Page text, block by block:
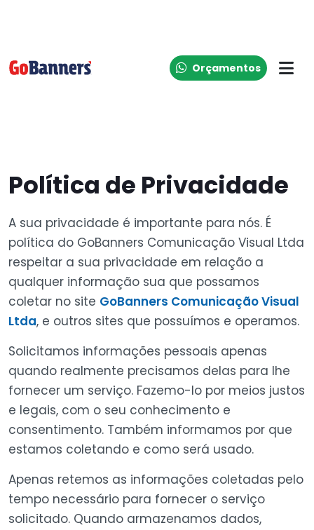
Orçamentos
Política de Privacidade
A sua privacidade é importante para nós. É
política do GoBanners Comunicação Visual Ltda
respeitar a sua privacidade em relação a
qualquer informação sua que possamos
coletar no site GoBanners Comunicação Visual
Ltda, e outros sites que possuímos e operamos.
Solicitamos informações pessoais apenas
quando realmente precisamos delas para lhe
fornecer um serviço. Fazemo-lo por meios justos
e legais, com o seu conhecimento e
consentimento. Também informamos por que
estamos coletando e como será usado.
Apenas retemos as informações coletadas pelo
tempo necessário para fornecer o serviço
solicitado. Quando armazenamos dados,